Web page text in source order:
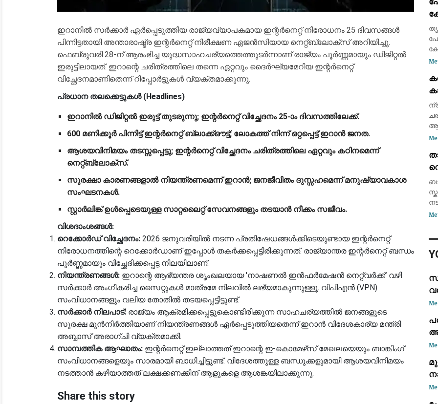
ഇറാനിൽ സർക്കാർ ഏർപ്പെടുത്തിയ രാജ്യവ്യാപകമായ ഇന്റർനെറ്റ് നിരോധനം 25 ദിവസങ്ങൾ
പിന്നിട്ടതായി അന്താരാഷ്ട്ര ഇന്റർനെറ്റ് നിരീക്ഷണ ഏജൻസിയായ നെറ്റ്‌ബ്ലോക്സ് അറിയിച്ചു.
ഫെബ്രുവരി 28-ന് ആരംഭിച്ച യുദ്ധസാഹചര്യത്തെത്തുടർന്നാണ് രാജ്യം പൂർണ്ണമായും ഡിജിറ്റൽ
ഇരുട്ടിലായത്. ഇറാന്റെ ചരിത്രത്തിലെ തന്നെ ഏറ്റവും ദൈർഘ്യമേറിയ ഇന്റർനെറ്റ്
വിച്ഛേദനമാണിതെന്ന് റിപ്പോർട്ടുകൾ വ്യക്തമാക്കുന്നു.
പ്രധാന തലക്കെട്ടുകൾ (Headlines)
ഇറാനിൽ ഡിജിറ്റൽ ഇരുട്ട് തുടരുന്നു; ഇന്റർനെറ്റ് വിച്ഛേദനം 25-ാം ദിവസത്തിലേക്ക്.
600 മണിക്കൂർ പിന്നിട്ട് ഇന്റർനെറ്റ് ബ്ലാക്ക്ഔട്ട്; ലോകത്ത് നിന്ന് ഒറ്റപ്പെട്ട് ഇറാൻ ജനത.
ആശയവിനിമയം തടസ്സപ്പെട്ടു; ഇന്റർനെറ്റ് വിച്ഛേദനം ചരിത്രത്തിലെ ഏറ്റവും കഠിനമെന്ന്
നെറ്റ്‌ബ്ലോക്സ്.
സുരക്ഷാ കാരണങ്ങളാൽ നിയന്ത്രണമെന്ന് ഇറാൻ; ജനജീവിതം ദുസ്സഹമെന്ന് മനുഷ്യാവകാശ
സംഘടനകൾ.
സ്റ്റാർലിങ്ക് ഉൾപ്പെടെയുള്ള സാറ്റലൈറ്റ് സേവനങ്ങളും തടയാൻ നീക്കം സജീവം.
വിശദാംശങ്ങൾ:
റെക്കോർഡ് വിച്ഛേദനം: 2026 ജനുവരിയിൽ നടന്ന പ്രതിഷേധങ്ങൾക്കിടെയുണ്ടായ ഇന്റർനെറ്റ്
നിരോധനത്തിന്റെ റെക്കോർഡാണ് ഇപ്പോൾ തകർക്കപ്പെട്ടിരിക്കുന്നത്. രാജ്യാന്തര ഇന്റർനെറ്റ് ബന്ധം
പൂർണ്ണമായും വിച്ഛേദിക്കപ്പെട്ട നിലയിലാണ്.
നിയന്ത്രണങ്ങൾ: ഇറാന്റെ ആഭ്യന്തര ശൃംഖലയായ 'നാഷണൽ ഇൻഫർമേഷൻ നെറ്റ്‌വർക്ക്' വഴി
സർക്കാർ അംഗീകരിച്ച സൈറ്റുകൾ മാത്രമേ നിലവിൽ ലഭ്യമാകുന്നുള്ളൂ. വിപിഎൻ (VPN)
സംവിധാനങ്ങളും വലിയ തോതിൽ തടയപ്പെട്ടിട്ടുണ്ട്.
സർക്കാർ നിലപാട്: രാജ്യം ആക്രമിക്കപ്പെട്ടുകൊണ്ടിരിക്കുന്ന സാഹചര്യത്തിൽ ജനങ്ങളുടെ
സുരക്ഷ മുൻനിർത്തിയാണ് നിയന്ത്രണങ്ങൾ ഏർപ്പെടുത്തിയതെന്ന് ഇറാൻ വിദേശകാര്യ മന്ത്രി
അബ്ബാസ് അരാഗ്‌ചി വ്യക്തമാക്കി.
സാമ്പത്തിക ആഘാതം: ഇന്റർനെറ്റ് ഇല്ലാത്തത് ഇറാന്റെ ഇ-കൊമേഴ്‌സ് മേഖലയെയും ബാങ്കിംഗ്
സംവിധാനങ്ങളെയും സാരമായി ബാധിച്ചിട്ടുണ്ട്. വിദേശത്തുള്ള ബന്ധുക്കളുമായി ആശയവിനിമയം
നടത്താൻ കഴിയാത്തത് ലക്ഷക്കണക്കിന് ആളുകളെ ആശങ്കയിലാക്കുന്നു.
Share this story